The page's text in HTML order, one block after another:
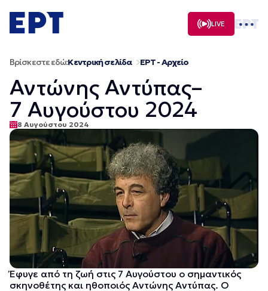
σε
περιεχόμενο
LIVE
Βρίσκεστε εδώ:Κεντρική σελίδα ΕΡΤ - Αρχείο
Αντώνης Αντύπας–
7 Αυγούστου 2024
8 Αυγούστου 2024
Έφυγε από τη ζωή στις 7 Αυγούστου ο σημαντικός
σκηνοθέτης και ηθοποιός Αντώνης Αντύπας. Ο